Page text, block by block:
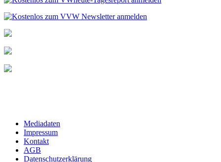
Mediadaten
Impressum
Kontakt
AGB
Datenschutzerklärung